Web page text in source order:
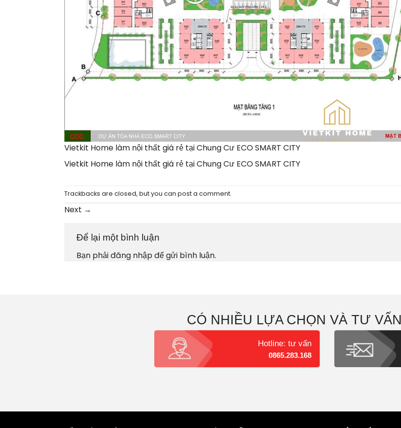
Vietkit Home làm nội thất giá rẻ tại Chung Cư ECO SMART CITY
Vietkit Home làm nội thất giá rẻ tại Chung Cư ECO SMART CITY
Trackbacks are closed, but you can post a comment.
Next →
Để lại một bình luận
Bạn phảiđăng nhậpđể gửi bình luận.
CÓ NHIỀU LỰA CHỌN VÀ TƯ
Hotline: tư vấn
0865.283.168